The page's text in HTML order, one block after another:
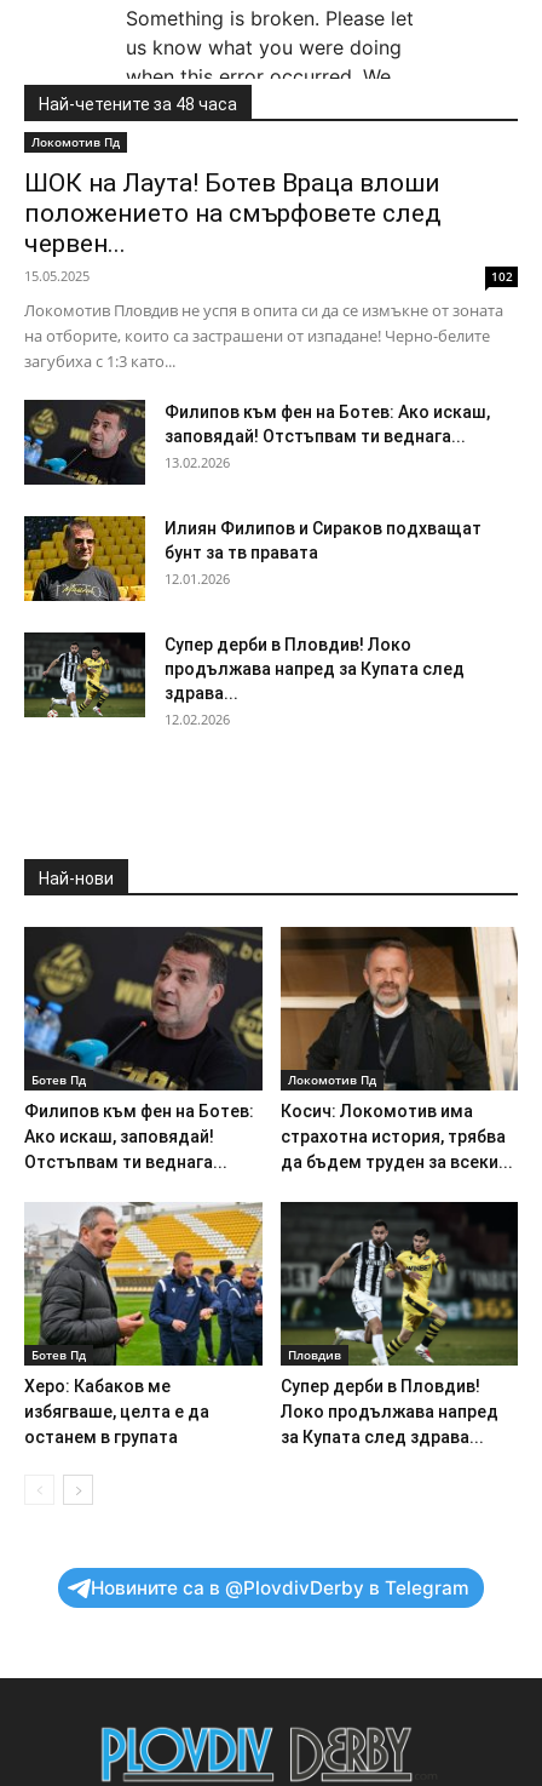
Най-четените за 48 часа
Локомотив Пд
ШОК на Лаута! Ботев Враца влоши
положението на смърфовете след
червен...
15.05.2025 102
Локомотив Пловдив не успя в опита си да се измъкне от зоната
на отборите, които са застрашени от изпадане! Черно-белите
загубиха с 1:3 като...
Филипов към фен на Ботев: Ако искаш,
заповядай! Отстъпвам ти веднага...
13.02.2026
Илиян Филипов и Сираков подхващат
бунт за тв правата
12.01.2026
Супер дерби в Пловдив! Локо
продължава напред за Купата след
здрава...
12.02.2026
Най-нови
Ботев Пд
Филипов към фен на Ботев:
Ако искаш, заповядай!
Отстъпвам ти веднага...
Локомотив Пд
Косич: Локомотив има
страхотна история, трябва
да бъдем труден за всеки...
Ботев Пд
Херо: Кабаков ме
избягваше, целта е да
останем в групата
Пловдив
Супер дерби в Пловдив!
Локо продължава напред
за Купата след здрава...
Новините са в @PlovdivDerby в Telegram